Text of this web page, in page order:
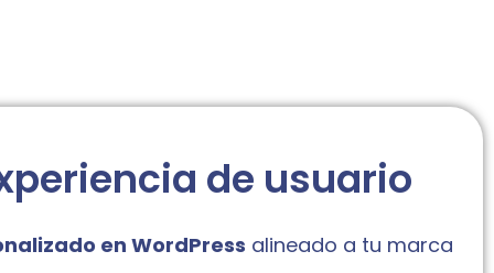
de usuario
en WordPress alineado a tu marca